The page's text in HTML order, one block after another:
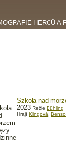
HERCŮ A
Szkoła nad
2023RežieBühling
HrajíKlingová,